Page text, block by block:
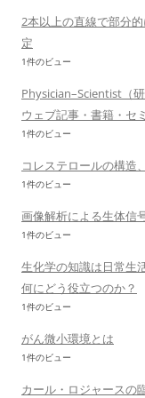
2本以上の直線で部分
定
1件のビュー
Physician–Scientist（
ウェブ記事・書籍・セ
1件のビュー
コレステロールの構造
1件のビュー
画像解析による生体信
1件のビュー
生化学の知識は日常生
何にどう役立つのか？
1件のビュー
がん微小環境とは
1件のビュー
カール・ロジャースの